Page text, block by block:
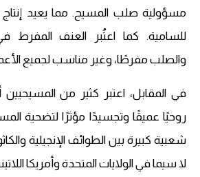
مسؤولية صلب المسيح. مما يعيد
للسامية. كما اعتُبر العنف المفرط
والصلب مفرطًا، وغير مناسب لجميع
في المقابل، اعتبر كثير من المسيحيين
روحيًا عميقًا وتجسيدًا مؤثرًا لتضحية
شعبية كبيرة بين الطوائف الإنجيلية
لا سيما في الولايات المتحدة وأمريكا